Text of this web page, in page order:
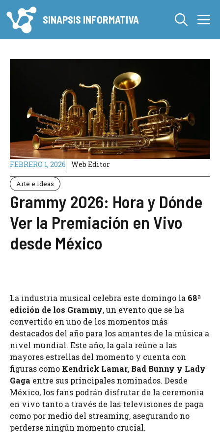
al
contenido
SINAPSIS INFORMATIVA
FEBRERO 1, 2026 Web Editor
Arte e Ideas
Grammy 2026: Hora y Dónde
Ver la Premiación en Vivo
desde México
La industria musical celebra este domingo la 68ª
edición de los Grammy, un evento que se ha
convertido en uno de los momentos más
destacados del año para los amantes de la música a
nivel mundial. Este año, la gala reúne a las
mayores estrellas del momento y cuenta con
figuras como Kendrick Lamar, Bad Bunny y Lady
Gaga entre sus principales nominados. Desde
México, los fans podrán disfrutar de la ceremonia
en vivo tanto a través de las televisiones de paga
como por medio del streaming, asegurando no
perderse ningún momento crucial.